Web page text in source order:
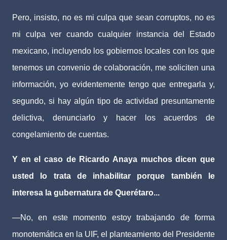
Pero, insisto, no es mi culpa que sean corruptos, no es
mi culpa ver cuando cualquier instancia del Estado
mexicano, incluyendo los gobiernos locales con los que
tenemos un convenio de colaboración, me soliciten una
información, yo evidentemente tengo que entregarla y,
segundo, si hay algún tipo de actividad presuntamente
delictiva, denunciarlo y hacer los acuerdos de
congelamiento de cuentas.
Y en el caso de Ricardo Anaya muchos dicen que
usted lo trata de inhabilitar porque también le
interesa la gubernatura de Querétaro...
—No, en este momento estoy trabajando de forma
monotemática en la UIF, el planteamiento del Presidente